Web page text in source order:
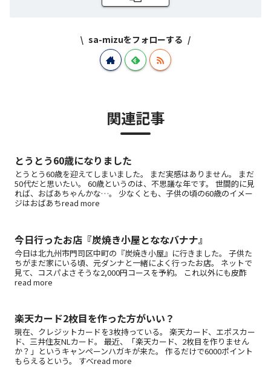
sa-mizuをフォローする
関連記事
とうとう60歳になりました
とうとう60歳を迎えてしまいました。 まだ実感はありません。 まだ
50代だと思いたい。 60歳というのは、不思議な年です。 世間的に見
れば、おばあちゃんかな…。 少なくとも、子供の頃の60歳のイメー
ジはおばあちread more
今日行ったお店『炭焼き小屋とななバナナ』
今日は北九州市門司区中町の『炭焼き小屋』に行きました。 子供た
ちがまだ家にいる頃、元ダンナと一緒によく行ったお店。 ネットで
見て、コスパよさそうな2,000円コースを予約。 これ以外にも皮酢
read more
楽天カード2枚目を作った方がいい？
現在、クレジットカードを3枚持っている。 楽天カード、エポスカー
ド、三井住友NLカード。 最近、「楽天カード、2枚目を作りません
か？」というキャンペーンハガキが来た。 作るだけで6000ポイント
もらえるという。 すべread more